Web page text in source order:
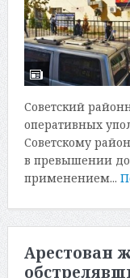
Советский
оперативных
Советскому
в превышении
применением...
Арестован